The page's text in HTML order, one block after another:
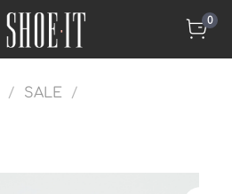
0
SALE